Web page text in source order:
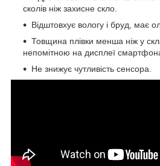
сколів ніж захисне скло.
Відштовхує вологу і бруд, має
Товщина плівки менша ніж у
непомітною на дисплеї
Не знижує чутливість сенсора.